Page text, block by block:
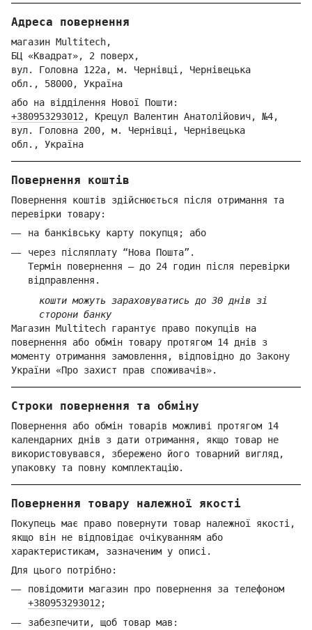
Адреса повернення
магазин Multitech,
БЦ «Квадрат», 2 поверх,
вул. Головна 122а, м. Чернівці, Чернівецька
обл., 58000, Україна
або на відділення Нової Пошти:
+380953293012 , Крецул Валентин Анатолійович, №4,
вул. Головна 200, м. Чернівці, Чернівецька
обл., Україна
Повернення коштів
Повернення коштів здійснюється після отримання та
перевірки товару:
на банківську карту покупця; або
через післяплату “Нова Пошта”.
Термін повернення — до 24 годин після перевірки
відправлення.
кошти можуть зараховуватись до 30 днів зі
сторони банку
Магазин Multitech гарантує право покупців на
повернення або обмін товару протягом 14 днів з
моменту отримання замовлення, відповідно до Закону
України «Про захист прав споживачів».
Строки повернення та обміну
Повернення або обмін товарів можливі протягом 14
календарних днів з дати отримання, якщо товар не
використовувався, збережено його товарний вигляд,
упаковку та повну комплектацію.
Повернення товару належної якості
Покупець має право повернути товар належної якості,
якщо він не відповідає очікуванням або
характеристикам, зазначеним у описі.
Для цього потрібно:
повідомити магазин про повернення за телефоном
+380953293012 ;
забезпечити, щоб товар мав: